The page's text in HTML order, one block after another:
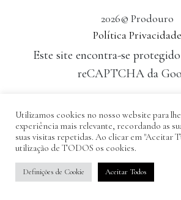
2026© Prodouro
Política Privacidade
Este site encontra-se
reCAPTCHA da
Utilizamos cookies no nosso website para
experiência mais relevante, recordando as
suas visitas repetidas. Ao clicar em "Aceitar
utilização de TODOS os cookies.
Definições de Cookie Aceitar Todos